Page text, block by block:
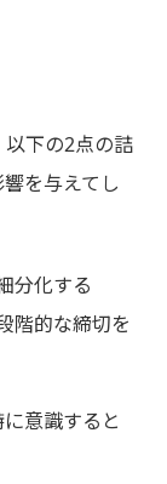
下の2点の詰
を与えてし
分化する
階的な締切を
意識すると